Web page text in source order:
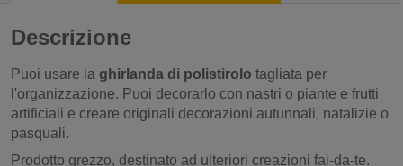
Descrizione
Puoi usare la ghirlanda di polistirolo tagliata per
l'organizzazione. Puoi decorarlo con nastri o piante e frutti
artificiali e creare originali decorazioni autunnali, natalizie o
pasquali.
Prodotto grezzo, destinato ad ulteriori creazioni fai-da-te.